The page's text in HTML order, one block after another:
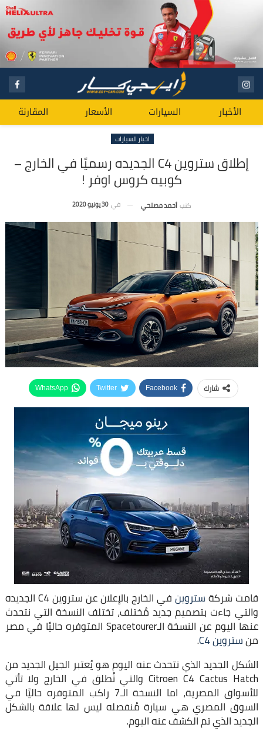
الأخبار السيارات الأسعار المقارنة
اخبار السيارات
إطلاق ستروين C4 الجديده رسميًا في الخارج –
كوبيه كروس اوفر !
كتب أحمد مصلحي في 30 يونيو 2020
شارك Facebook
Twitter
WhatsApp
قامت شركةستروين في الخارج بالإعلان عن ستروين C4 الجديده
والتي جاءت بتصميم جديد مُختلف، تختلف النسخة التي نتحدث
عنها اليوم عن النسخة الـSpacetourer المتوفره حاليًا في مصر
منستروين C4
.
الشكل الجديد الذي نتحدث عنه اليوم هو يُعتبر الجيل الجديد من
Citroen C4 Cactus Hatch والتي تُطلق في الخارج ولا تأتي
للأسواق المصرية، اما النسخة الـ7 راكب المتوفره حاليًا في
السوق المصري هي سيارة مُنفصله ليس لها علاقة بالشكل
الجديد الذي تم الكشف عنه اليوم.